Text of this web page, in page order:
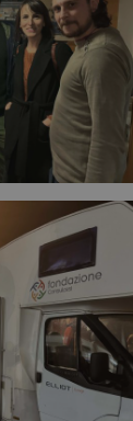
I cookie necessari
e l'accesso alle
Nome
_GRECAPTCHA
CookieScriptConsent